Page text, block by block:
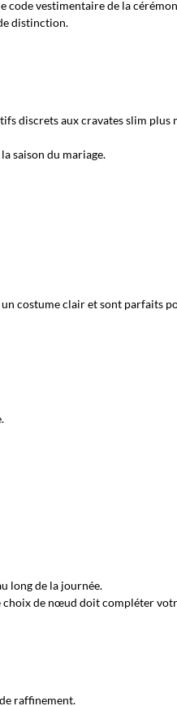
code vestimentaire de la
distinction.
discrets aux cravates slim plus
saison du mariage.
costume clair et sont parfaits
long de la journée.
de nœud doit compléter
raffinement.